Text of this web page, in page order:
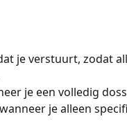
je verstuurt, zodat
je een volledig
je alleen